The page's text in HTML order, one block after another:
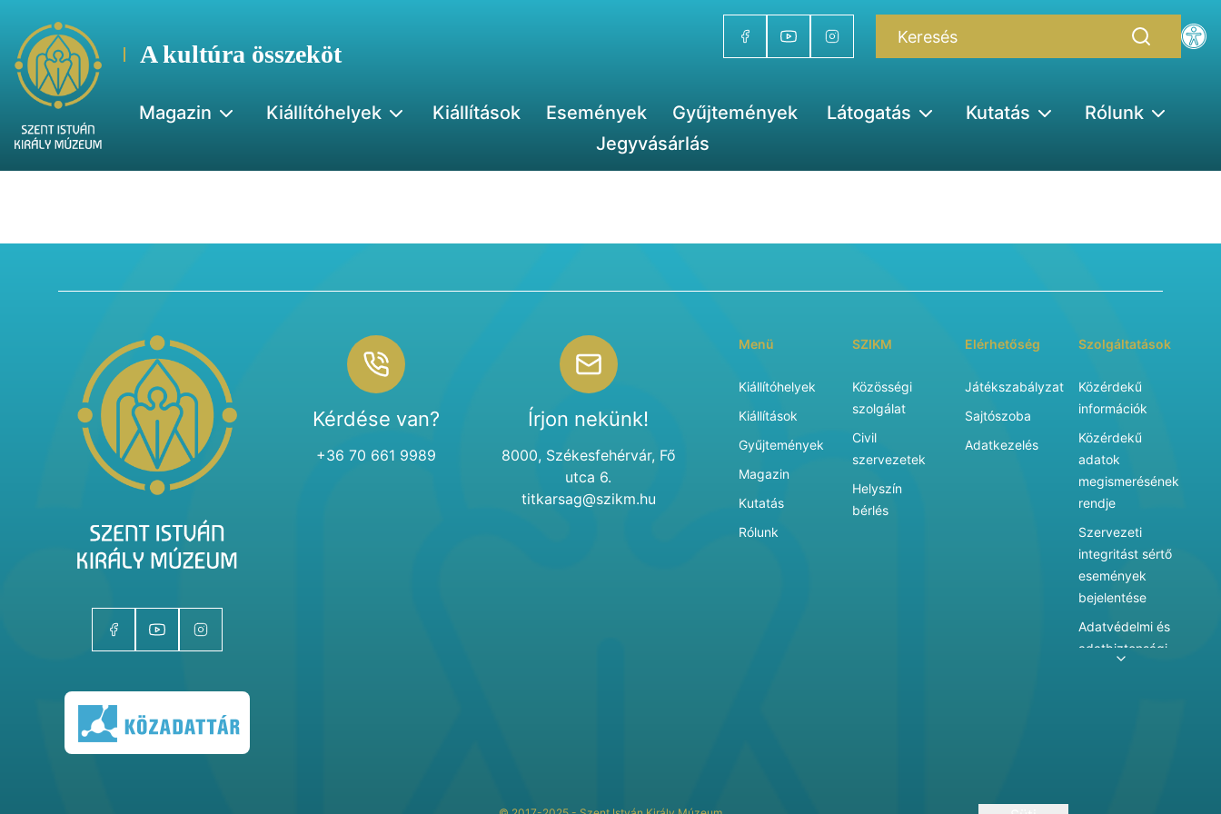
A kultúra összeköt
Magazin Kiállítóhelyek Kiállítások Események Gyűjtemények Látogatás Kutatás
Rólunk
Jegyvásárlás
Kérdése van?
+36 70 661 9989
Írjon nekünk!
8000, Székesfehérvár, Fő
utca 6.
titkarsag@szikm.hu
Menü
Kiállítóhelyek
Kiállítások
Gyűjtemények
Magazin
Kutatás
Rólunk
SZIKM
Közösségi
szolgálat
Civil
szervezetek
Helyszín
bérlés
Elérhetőség
Játékszabályzat
Sajtószoba
Adatkezelés
Szolgáltatások
Közérdekű
információk
Közérdekű
adatok
megismerésének
rendje
Szervezeti
integritást sértő
események
bejelentése
Adatvédelmi és
adatbiztonsági